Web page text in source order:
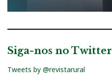
Siga-nos no Twitter
Tweets by @revistarural